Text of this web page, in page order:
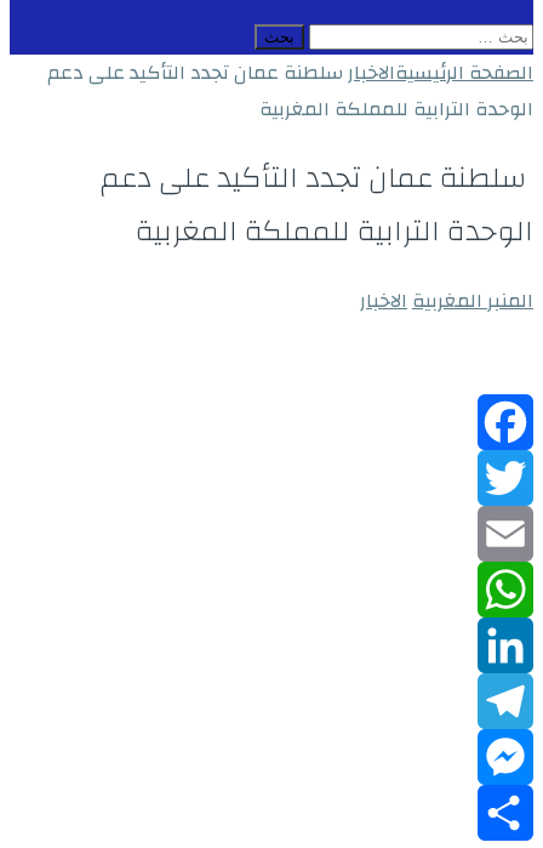
البحث
عن:
الصفحة الرئيسيةالاخبارسلطنة عمان تجدد التأكيد على دعم
الوحدة الترابية للمملكة المغربية
سلطنة عمان تجدد التأكيد على دعم
الوحدة الترابية للمملكة المغربية
المنبر المغربيةالاخبار
Facebook
Twitter
Email
WhatsApp
LinkedIn
Telegram
Messenger